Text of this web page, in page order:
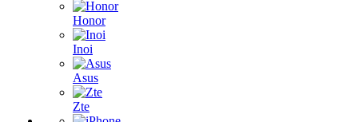
Honor
Inoi
Asus
Zte